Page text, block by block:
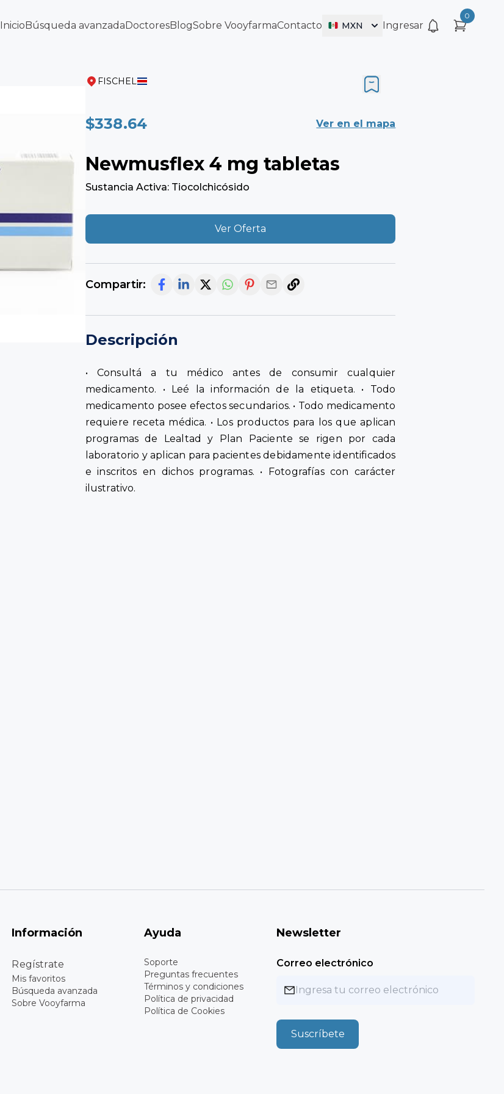
InicioBúsqueda avanzadaDoctoresBlogSobre VooyfarmaContacto MXN Ingresar
0
FISCHEL
$338.64 Ver en el mapa
Newmusflex 4 mg tabletas
Sustancia Activa: Tiocolchicósido
Ver Oferta
Compartir:
Descripción
• Consultá a tu médico antes de consumir cualquier
medicamento. • Leé la información de la etiqueta. • Todo
medicamento posee efectos secundarios. • Todo medicamento
requiere receta médica. • Los productos para los que aplican
programas de Lealtad y Plan Paciente se rigen por cada
laboratorio y aplican para pacientes debidamente identificados
e inscritos en dichos programas. • Fotografías con carácter
ilustrativo.
Información
Regístrate
Mis favoritos
Búsqueda avanzada
Sobre Vooyfarma
Ayuda
Soporte
Preguntas frecuentes
Términos y condiciones
Política de privacidad
Política de Cookies
Newsletter
Correo electrónico
Suscríbete